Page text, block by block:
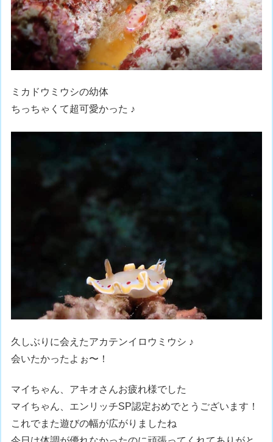
ミカドウミウシの幼体
ちっちゃくて超可愛かった ♪
久しぶりに会えたアカテンイロウミウシ ♪
会いたかったよぉ〜！
マイちゃん、アキオさんお疲れ様でした
マイちゃん、エンリッチSP認定おめでとうございます！
これでまた遊びの幅が広がりましたね